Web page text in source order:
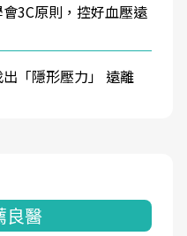
3C原則，控好血壓遠
「隱形壓力」 遠離
良醫